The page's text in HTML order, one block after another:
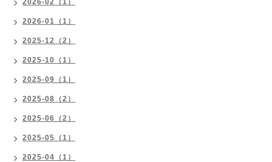
2026-02（1）
2026-01（1）
2025-12（2）
2025-10（1）
2025-09（1）
2025-08（2）
2025-06（2）
2025-05（1）
2025-04（1）